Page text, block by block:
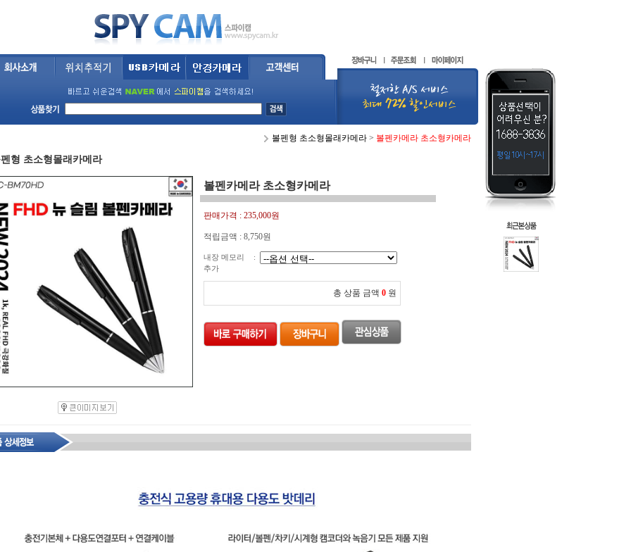
볼펜형 초소형몰래카메라 > 볼펜카메라 초소형카메라
형 초소형몰래카메라
볼펜카메라 초소형카메라
판매가격 : 235,000원
적립금액 : 8,750원
내장 메모리
추가
:
총 상품 금액 0 원